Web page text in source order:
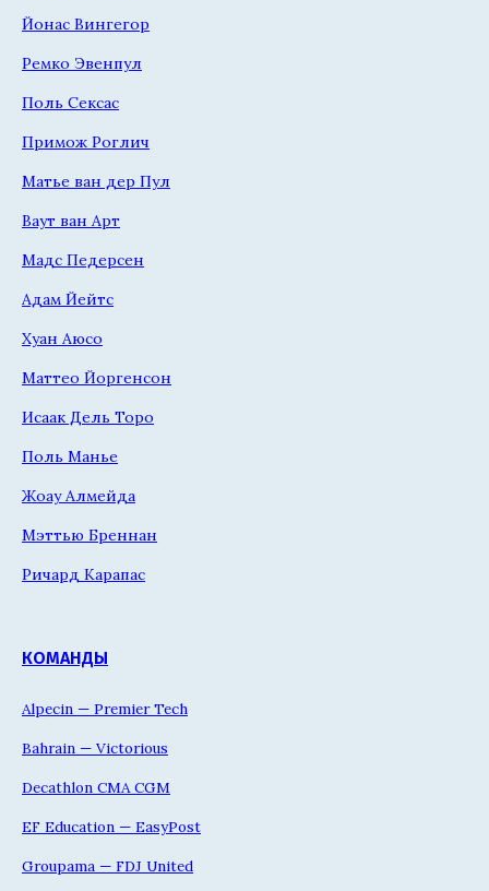
Йонас Вингегор
Ремко Эвенпул
Поль Сексас
Примож Роглич
Матье ван дер Пул
Ваут ван Арт
Мадс Педерсен
Адам Йейтс
Хуан Аюсо
Маттео Йоргенсон
Исаак Дель Торо
Поль Манье
Жоау Алмейда
Мэттью Бреннан
Ричард Карапас
КОМАНДЫ
Alpecin — Premier Tech
Bahrain — Victorious
Decathlon CMA CGM
EF Education — EasyPost
Groupama — FDJ United